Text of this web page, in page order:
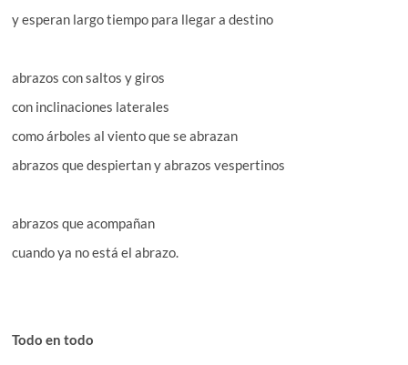
y esperan largo tiempo para llegar a destino
abrazos con saltos y giros
con inclinaciones laterales
como árboles al viento que se abrazan
abrazos que despiertan y abrazos vespertinos
abrazos que acompañan
cuando ya no está el abrazo.
Todo en todo